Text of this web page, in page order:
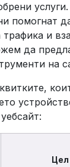
помогнат
и
да
на
Цел